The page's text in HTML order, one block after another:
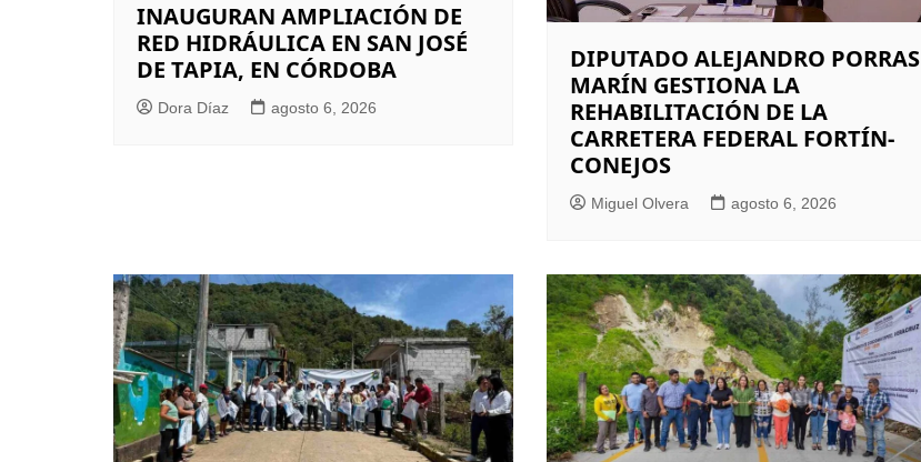
INAUGURAN AMPLIACIÓN DE
RED HIDRÁULICA EN SAN JOSÉ
DE TAPIA, EN CÓRDOBA
Dora Díaz agosto 6, 2026
DIPUTADO ALEJANDRO PORRAS
MARÍN GESTIONA LA
REHABILITACIÓN DE LA
CARRETERA FEDERAL FORTÍN-
CONEJOS
Miguel Olvera agosto 6, 2026